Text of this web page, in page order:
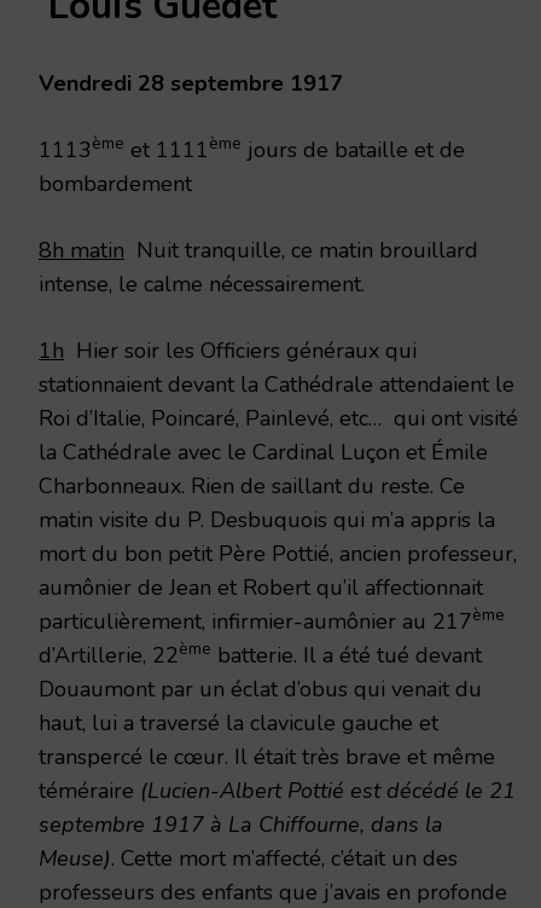
Vendredi 28 septembre 1917
1113ème et 1111ème jours de bataille et de
bombardement
8h matin Nuit tranquille, ce matin brouillard
intense, le calme nécessairement.
1h Hier soir les Officiers généraux qui
stationnaient devant la Cathédrale attendaient le
Roi d’Italie, Poincaré, Painlevé, etc… qui ont visité
la Cathédrale avec le Cardinal Luçon et Émile
Charbonneaux. Rien de saillant du reste. Ce
matin visite du P. Desbuquois qui m’a appris la
mort du bon petit Père Pottié, ancien professeur,
aumônier de Jean et Robert qu’il affectionnait
particulièrement, infirmier-aumônier au 217ème
d’Artillerie, 22ème batterie. Il a été tué devant
Douaumont par un éclat d’obus qui venait du
haut, lui a traversé la clavicule gauche et
transpercé le cœur. Il était très brave et même
téméraire (Lucien-Albert Pottié est décédé le 21
septembre 1917 à La Chiffourne, dans la
Meuse). Cette mort m’affecté, c’était un des
professeurs des enfants que j’avais en profonde